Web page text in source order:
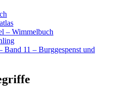
– Wimmelbuch
Band 11 – Burggespenst und